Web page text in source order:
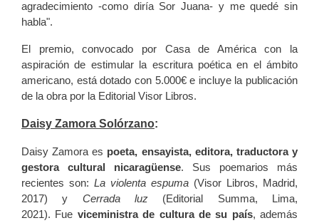
agradecimiento -como diría Sor Juana- y me quedé sin
habla".
El premio, convocado por Casa de América con la
aspiración de estimular la escritura poética en el ámbito
americano, está dotado con 5.000€ e incluye la publicación
de la obra por la Editorial Visor Libros.
Daisy Zamora Solórzano:
Daisy Zamora es poeta, ensayista, editora, traductora y
gestora cultural nicaragüense. Sus poemarios más
recientes son: La violenta espuma (Visor Libros, Madrid,
2017) y Cerrada luz (Editorial Summa, Lima,
2021). Fue viceministra de cultura de su país, además